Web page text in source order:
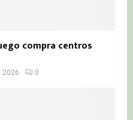
compra centros
2026 0